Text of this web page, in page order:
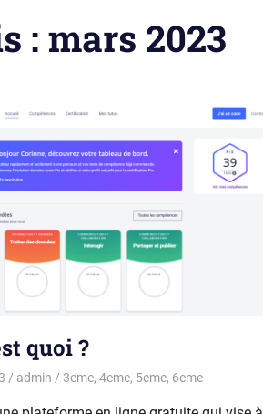
: mars 2023
quoi ?
admin 3eme, 4eme, 5eme, 6eme